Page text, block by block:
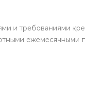
и требованиями
ежемесячными